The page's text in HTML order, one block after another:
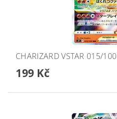
CHARIZARD VSTAR 015/100
199 Kč